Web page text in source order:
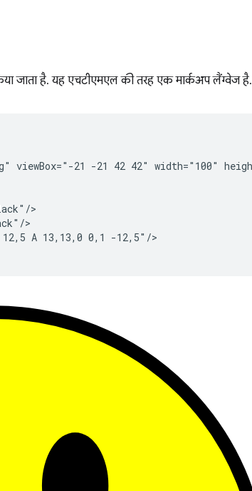
जाता है. यह एचटीएमएल की तरह एक मार्कअप लैंग्वेज है.
viewBox="-21 -21 42 42" width="100"
12,5 A 13,13,0 0,1
-12,5"/>